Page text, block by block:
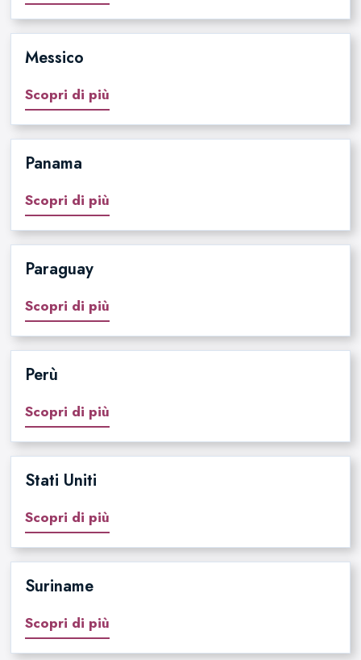
Messico
Scopri di più
Panama
Scopri di più
Paraguay
Scopri di più
Perù
Scopri di più
Stati Uniti
Scopri di più
Suriname
Scopri di più